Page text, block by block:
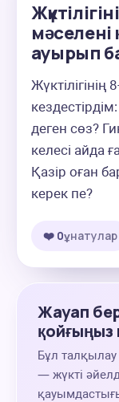
мәселені
ауырып
деген сөз?
келесі айда
Қазір оған
керек пе?
❤️ 0ұнатулар
Жауап
қойғыңыз
Бұл
— жүкті